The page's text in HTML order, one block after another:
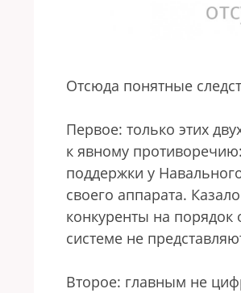
Отсюда понятные
Первое: только этих
к явному
поддержки у
своего аппарата.
конкуренты на порядок
системе не
Второе: главным не